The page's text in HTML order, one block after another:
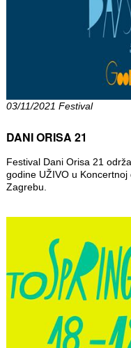
03/11/2021 Festival
DANI ORISA 21
Festival Dani Orisa 21
godine UŽIVO u
Zagrebu.